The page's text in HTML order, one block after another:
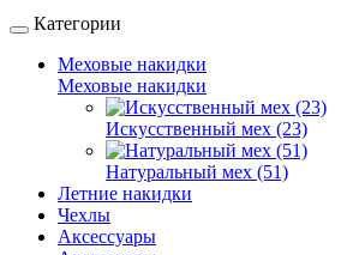
Категории
Меховые накидки
Меховые накидки
Искусственный мех (23)
Натуральный мех (51)
Летние накидки
Чехлы
Аксессуары